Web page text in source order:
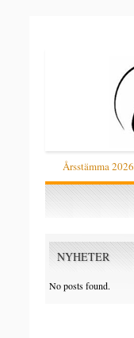
Årsstämma 2026
NYHETER
No posts found.